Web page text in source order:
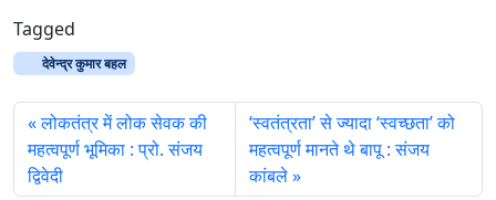
a
d
i
n
g
…
Tagged
देवेन्द्र कुमार बहल
लोकतंत्र में लोक सेवक की
महत्वपूर्ण भूमिका : प्रो. संजय
द्विवेदी
‘स्वतंत्रता’ से ज्यादा ‘स्वच्छता’ को
महत्वपूर्ण मानते थे बापू : संजय
कांबले